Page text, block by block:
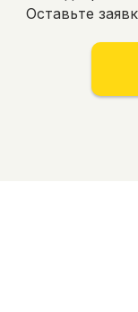
Оставьте